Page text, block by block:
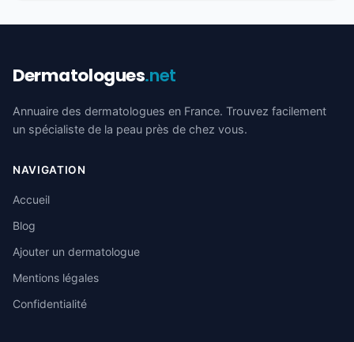
Dermatologues.net
Annuaire des dermatologues en France. Trouvez facilement
un spécialiste de la peau près de chez vous.
NAVIGATION
Accueil
Blog
Ajouter un dermatologue
Mentions légales
Confidentialité